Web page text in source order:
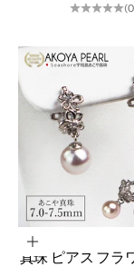
カートに追加
真珠 ピアス フラ